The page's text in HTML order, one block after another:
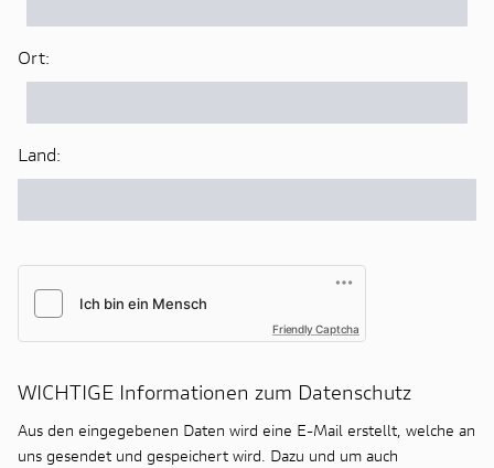
Ort:
Land:
Friendly Captcha
WICHTIGE Informationen zum Datenschutz
Aus den eingegebenen Daten wird eine E-Mail erstellt, welche an
uns gesendet und gespeichert wird. Dazu und um auch